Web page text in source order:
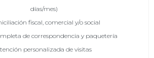
días/mes)
fiscal, comercial y/o social
de correspondencia y paquetería
personalizada de visitas